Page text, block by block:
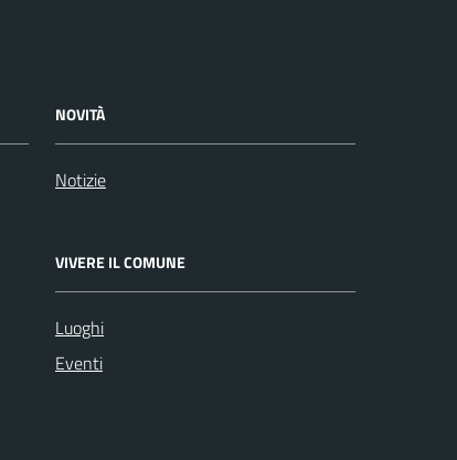
NOVITÀ
Notizie
VIVERE IL COMUNE
Luoghi
Eventi